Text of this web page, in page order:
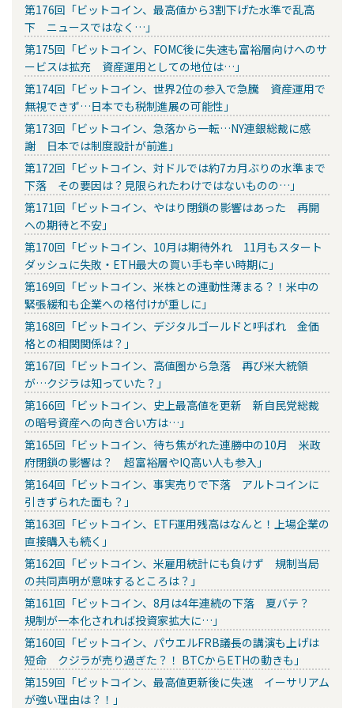
第176回「ビットコイン、最高値から3割下げた水準で乱高
下 ニュースではなく…」
第175回「ビットコイン、FOMC後に失速も富裕層向けへのサ
ービスは拡充 資産運用としての地位は…」
第174回「ビットコイン、世界2位の参入で急騰 資産運用で
無視できず…日本でも税制進展の可能性」
第173回「ビットコイン、急落から一転…NY連銀総裁に感
謝 日本では制度設計が前進」
第172回「ビットコイン、対ドルでは約7カ月ぶりの水準まで
下落 その要因は？見限られたわけではないものの…」
第171回「ビットコイン、やはり閉鎖の影響はあった 再開
への期待と不安」
第170回「ビットコイン、10月は期待外れ 11月もスタート
ダッシュに失敗・ETH最大の買い手も辛い時期に」
第169回「ビットコイン、米株との連動性薄まる？！米中の
緊張緩和も企業への格付けが重しに」
第168回「ビットコイン、デジタルゴールドと呼ばれ 金価
格との相関関係は？」
第167回「ビットコイン、高値圏から急落 再び米大統領
が…クジラは知っていた？」
第166回「ビットコイン、史上最高値を更新 新自民党総裁
の暗号資産への向き合い方は…」
第165回「ビットコイン、待ち焦がれた連勝中の10月 米政
府閉鎖の影響は？ 超富裕層やIQ高い人も参入」
第164回「ビットコイン、事実売りで下落 アルトコインに
引きずられた面も？」
第163回「ビットコイン、ETF運用残高はなんと！上場企業の
直接購入も続く」
第162回「ビットコイン、米雇用統計にも負けず 規制当局
の共同声明が意味するところは？」
第161回「ビットコイン、8月は4年連続の下落 夏バテ？
規制が一本化されれば投資家拡大に…」
第160回「ビットコイン、パウエルFRB議長の講演も上げは
短命 クジラが売り過ぎた？！ BTCからETHの動きも」
第159回「ビットコイン、最高値更新後に失速 イーサリアム
が強い理由は？！」